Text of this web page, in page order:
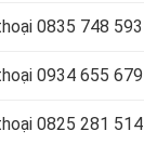
0835 748 593
0934 655 679
0825 281 514